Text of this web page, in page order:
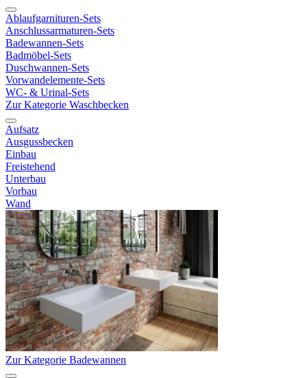
Ablaufgarnituren-Sets
Anschlussarmaturen-Sets
Badewannen-Sets
Badmöbel-Sets
Duschwannen-Sets
Vorwandelemente-Sets
WC- & Urinal-Sets
Zur Kategorie Waschbecken
Aufsatz
Ausgussbecken
Einbau
Freistehend
Unterbau
Vorbau
Wand
Zur Kategorie Badewannen